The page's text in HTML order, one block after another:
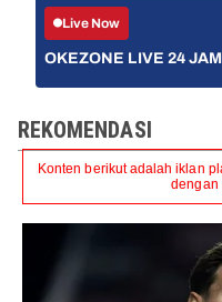
Live Now
OKEZONE LIVE 24 JAM